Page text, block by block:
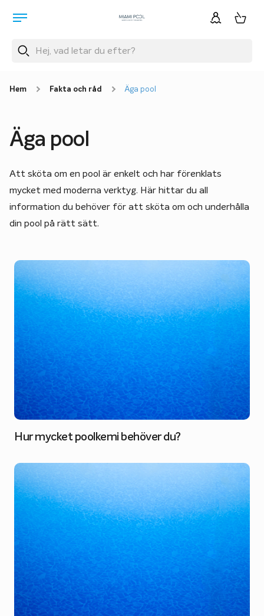
Hem Fakta och råd Äga pool
Äga pool
Att sköta om en pool är enkelt och har förenklats
mycket med moderna verktyg. Här hittar du all
information du behöver för att sköta om och underhålla
din pool på rätt sätt.
Hur mycket poolkemi behöver du?